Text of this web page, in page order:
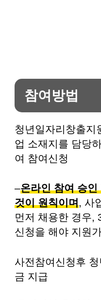
참여방법
청년일자리창출지
업 소재지를 담당
여 참여신청
–온라인 참여 승
것이 원칙이며, 사
먼저 채용한 경우,
신청을 해야 지원
사전참여신청후
금 지급